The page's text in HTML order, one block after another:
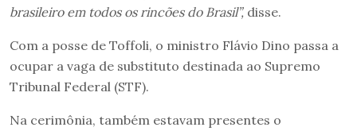
brasileiro em todos os rincões do Brasil”, disse.
Com a posse de Toffoli, o ministro Flávio Dino passa a
ocupar a vaga de substituto destinada ao Supremo
Tribunal Federal (STF).
Na cerimônia, também estavam presentes o